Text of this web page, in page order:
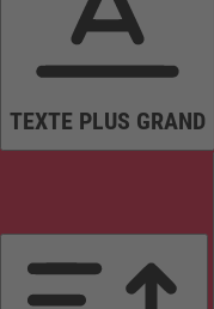
TEXTE PLUS GRAND